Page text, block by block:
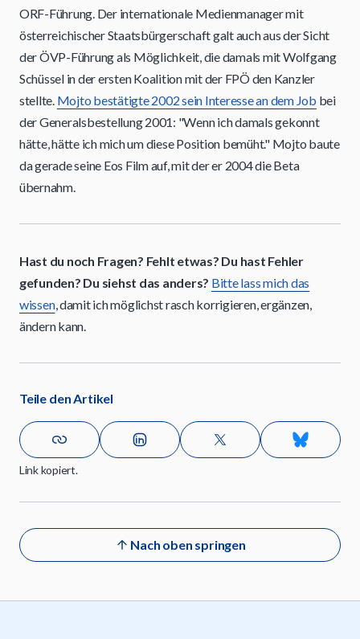
ORF-Führung. Der internationale Medienmanager mit
österreichischer Staatsbürgerschaft galt auch aus der Sicht
der ÖVP-Führung als Möglichkeit, die damals mit Wolfgang
Schüssel in der ersten Koalition mit der FPÖ den Kanzler
stellte. Mojto bestätigte 2002 sein Interesse an dem Job bei
der Generalsbestellung 2001: "Wenn ich damals gekonnt
hätte, hätte ich mich um diese Position bemüht." Mojto baute
da gerade seine Eos Film auf, mit der er 2004 die Beta
übernahm.
Hast du noch Fragen? Fehlt etwas? Du hast Fehler
gefunden? Du siehst das anders? Bitte lass mich das
wissen, damit ich möglichst rasch korrigieren, ergänzen,
ändern kann.
Teile den Artikel
Link kopiert.
Nach oben springen